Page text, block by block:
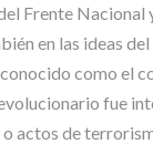
Frente
en las ideas
como el
fue
actos de